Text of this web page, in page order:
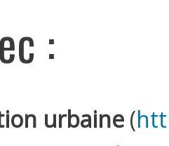
:
urbaine (